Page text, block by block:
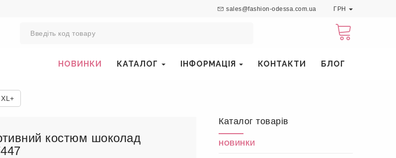
sales@fashion-odessa.com.ua ГРН
НОВИНКИ КАТАЛОГ ІНФОРМАЦІЯ КОНТАКТИ БЛОГ
костюм шоколад
Каталог товарів
НОВИНКИ